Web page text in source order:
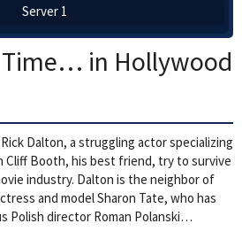
Server 1
Time… in Hollywood
Dalton, a struggling actor specializing
Cliff Booth, his best friend, try to survive
industry. Dalton is the neighbor of
and model Sharon Tate, who has
Polish director Roman Polanski…